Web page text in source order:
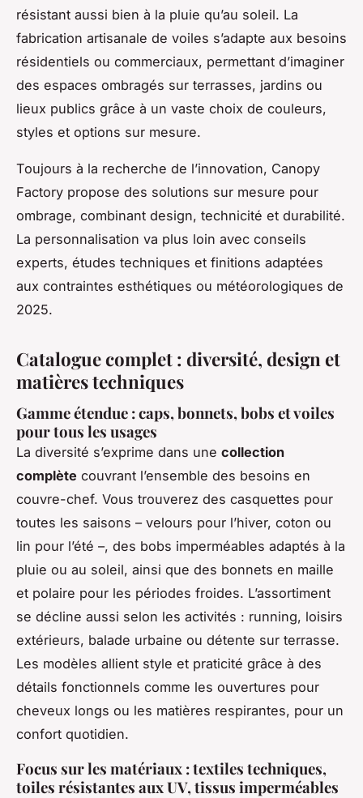
résistant aussi bien à la pluie qu’au soleil. La
fabrication artisanale de voiles s’adapte aux besoins
résidentiels ou commerciaux, permettant d’imaginer
des espaces ombragés sur terrasses, jardins ou
lieux publics grâce à un vaste choix de couleurs,
styles et options sur mesure.
Toujours à la recherche de l’innovation, Canopy
Factory propose des solutions sur mesure pour
ombrage, combinant design, technicité et durabilité.
La personnalisation va plus loin avec conseils
experts, études techniques et finitions adaptées
aux contraintes esthétiques ou météorologiques de
2025.
Catalogue complet : diversité, design et
matières techniques
Gamme étendue : caps, bonnets, bobs et voiles
pour tous les usages
La diversité s’exprime dans une collection
complète couvrant l’ensemble des besoins en
couvre-chef. Vous trouverez des casquettes pour
toutes les saisons – velours pour l’hiver, coton ou
lin pour l’été –, des bobs imperméables adaptés à la
pluie ou au soleil, ainsi que des bonnets en maille
et polaire pour les périodes froides. L’assortiment
se décline aussi selon les activités : running, loisirs
extérieurs, balade urbaine ou détente sur terrasse.
Les modèles allient style et praticité grâce à des
détails fonctionnels comme les ouvertures pour
cheveux longs ou les matières respirantes, pour un
confort quotidien.
Focus sur les matériaux : textiles techniques,
toiles résistantes aux UV, tissus imperméables